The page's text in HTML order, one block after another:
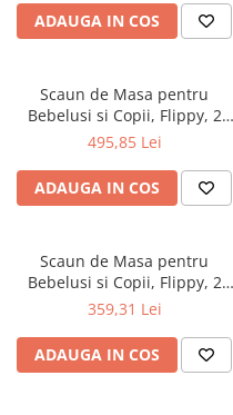
Centura de Siguranta,
Inaltime Ajustabila, Spatar
ADAUGA IN COS
Scaun de Masa pentru
Bebelusi si Copii, Flippy, 2
Tavite si Husa Detasabile,
Centura de Siguranta,
Inaltime Ajustabila, Spatar
495,85 Lei
ADAUGA IN COS
Scaun de Masa pentru
Bebelusi si Copii, Flippy, 2
Tavite cu Jucarii si Husa
Stabil, Centura de Siguranta,
Spatar Reglabil Moale,
359,31 Lei
ADAUGA IN COS